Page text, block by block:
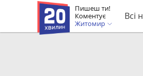
Пишеш ти!
Коментує
Житомир
Всі